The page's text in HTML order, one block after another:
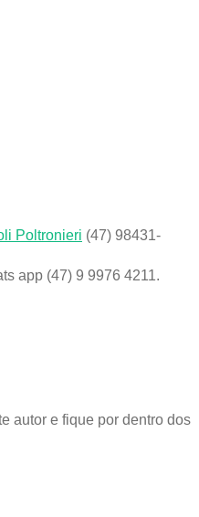
Poltronieri (47) 98431-
app (47) 9 9976 4211.
autor e fique por dentro dos